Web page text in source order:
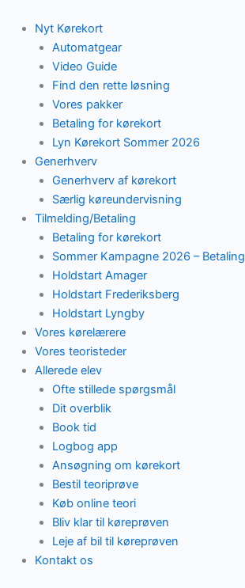
content
Nyt Kørekort
Automatgear
Video Guide
Find den rette løsning
Vores pakker
Betaling for kørekort
Lyn Kørekort Sommer 2026
Generhverv
Generhverv af kørekort
Særlig køreundervisning
Tilmelding/Betaling
Betaling for kørekort
Sommer Kampagne 2026 – Betaling
Holdstart Amager
Holdstart Frederiksberg
Holdstart Lyngby
Vores kørelærere
Vores teoristeder
Allerede elev
Ofte stillede spørgsmål
Dit overblik
Book tid
Logbog app
Ansøgning om kørekort
Bestil teoriprøve
Køb online teori
Bliv klar til køreprøven
Leje af bil til køreprøven
Kontakt os